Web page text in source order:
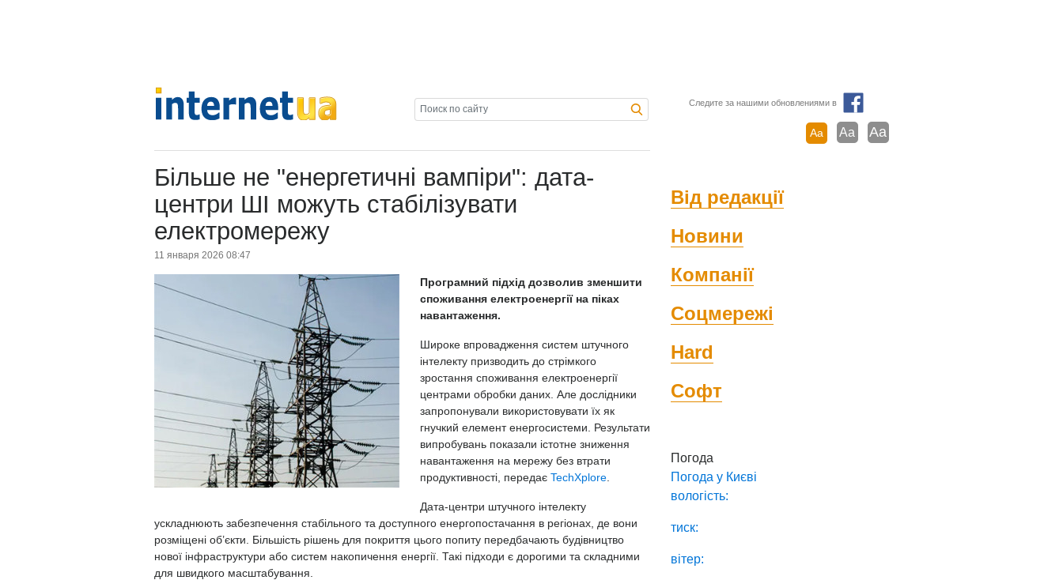
Следите за нашими обновлениями в
Aa Aa Aa
Більше не "енергетичні вампіри": дата-
центри ШІ можуть стабілізувати
електромережу
11 января 2026 08:47
Програмний підхід дозволив зменшити
споживання електроенергії на піках
навантаження.
Широке впровадження систем штучного
інтелекту призводить до стрімкого
зростання споживання електроенергії
центрами обробки даних. Але дослідники
запропонували використовувати їх як
гнучкий елемент енергосистеми. Результати
випробувань показали істотне зниження
навантаження на мережу без втрати
продуктивності, передає TechXplore
Дата-центри штучного інтелекту
ускладнюють забезпечення стабільного та доступного енергопостачання в регіонах, де вони
розміщені об’єкти. Більшість рішень для покриття цього попиту передбачають будівництво
нової інфраструктури або систем накопичення енергії. Такі підходи є дорогими та складними
для швидкого масштабування.
Від редакції
Новини
Компанії
Соцмережі
Hard
Софт
Погода
Погода у Києві
вологість:
тиск:
вітер: